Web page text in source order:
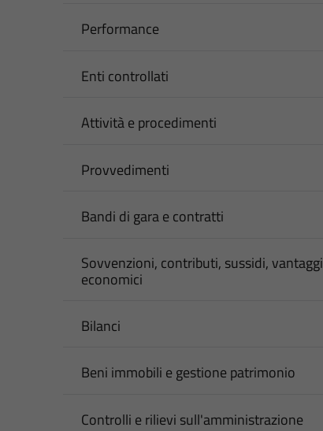
Performance
Enti controllati
Attività e procedimenti
Provvedimenti
Bandi di gara e contratti
Sovvenzioni, contributi, sussidi, vantaggi
economici
Bilanci
Beni immobili e gestione patrimonio
Controlli e rilievi sull'amministrazione